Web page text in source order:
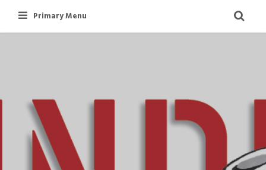
Primary Menu